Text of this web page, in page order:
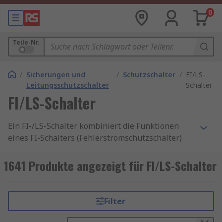
0
Teile-Nr.
/ Sicherungen und
Leitungsschutzschalter
/ Schutzschalter / FI/LS-
Schalter
FI/LS-Schalter
Ein FI-/LS-Schalter kombiniert die Funktionen
eines FI-Schalters (Fehlerstromschutzschalter)
in einem platzsparenden Gerät. Er schützt
zuverlässig vor Fehlerströmen, Überlastungen
Personen- und Anlagensicherheit in einem
einzigen Modul. Diese Kombischalter sind ideal
1641 Produkte angezeigt für FI/LS-Schalter
Filter